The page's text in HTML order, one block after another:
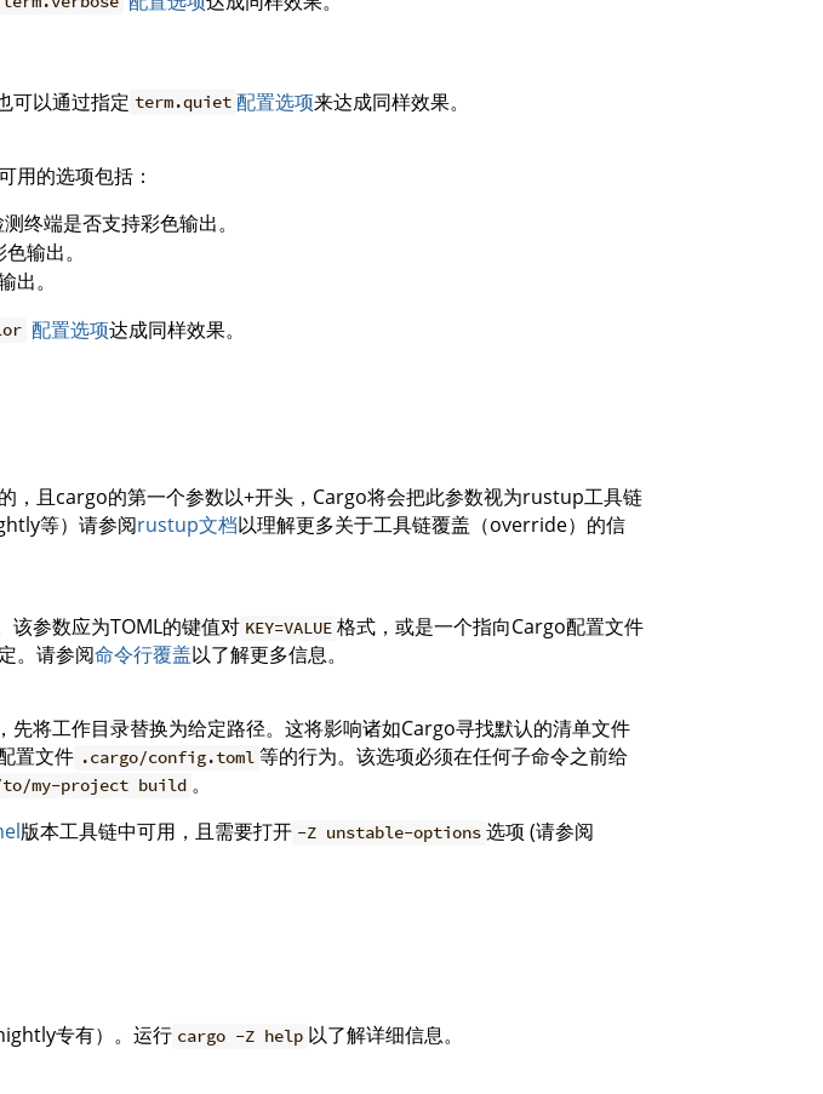
可以通过指定 term.quiet 配置选项来达成同样效果。
用的选项包括：
终端是否支持彩色输出。
输出。
出。
配置选项达成同样效果。
，且cargo的第一个参数以+开头，Cargo将会把此参数视为rustup工具链
等）请参阅rustup文档以理解更多关于工具链覆盖（override）的信
该参数应为TOML的键值对 KEY=VALUE 格式，或是一个指向Cargo配置文件
。请参阅命令行覆盖以了解更多信息。
先将工作目录替换为给定路径。这将影响诸如Cargo寻找默认的清单文件
置文件 .cargo/config.toml 等的行为。该选项必须在任何子命令之前给
to/my-project build 。
版本工具链中可用，且需要打开 -Z unstable-options 选项 (请参阅
专有）。运行 cargo -Z help 以了解详细信息。